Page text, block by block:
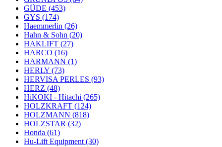
GÜDE (453)
GYS (174)
Haemmerlin (26)
Hahn & Sohn (20)
HAKLIFT (27)
HARCO (16)
HARMANN (1)
HERLY (73)
HERVISA PERLES (93)
HERZ (48)
HiKOKI - Hitachi (265)
HOLZKRAFT (124)
HOLZMANN (818)
HOLZSTAR (32)
Honda (61)
Hu-Lift Equipment (30)